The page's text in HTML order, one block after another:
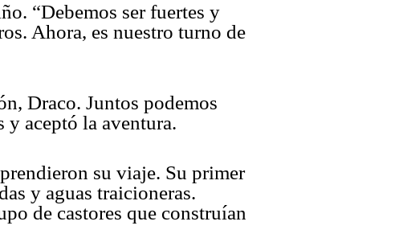
“Debemos ser fuertes y
Ahora, es nuestro turno de
Draco. Juntos podemos
y aceptó la aventura.
su viaje. Su primer
y aguas traicioneras.
de castores que construían